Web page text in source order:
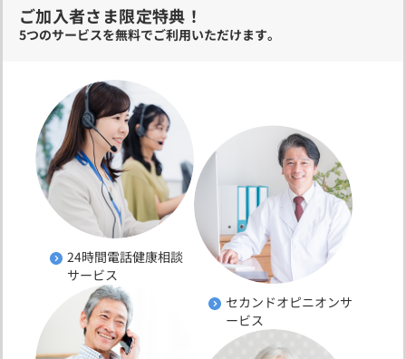
ご加入者さま限定特典！
5つのサービスを無料でご利用いただけます。
24時間電話健康相談
サービス
セカンドオピニオンサ
ービス